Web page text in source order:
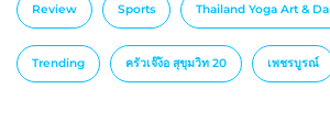
Review Sports Thailand Yoga Art &
Trending ครัวเจ๊ง้อ สุขุมวิท 20 เพชรบูรณ์